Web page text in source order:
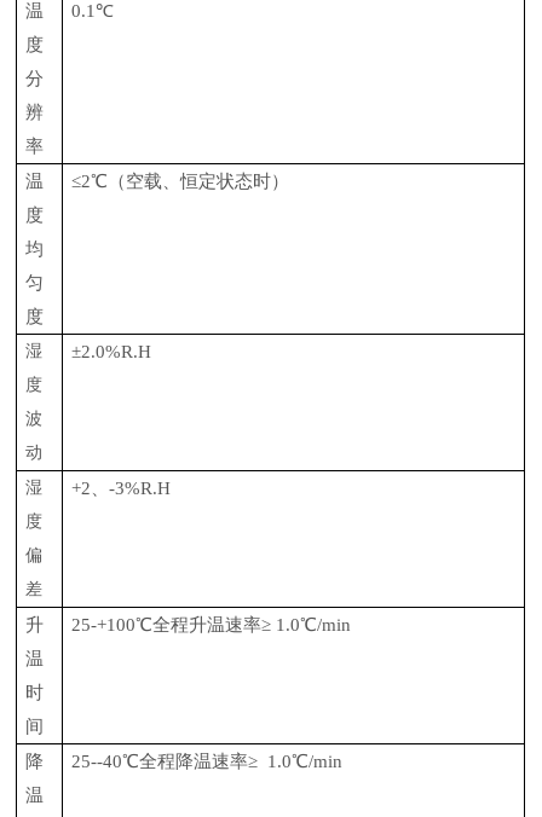
温
度
分
辨
率
0.1 ℃
温
度
均
匀
度
≤2℃（空载、恒定状态时）
湿
度
波
动
±2.0%R.H
湿
度
偏
差
+2、-3%R.H
升
温
时
间
25-+100℃全程升温速率≥ 1.0℃/min
降
温
25--40℃全程降温速率≥ 1.0℃/min